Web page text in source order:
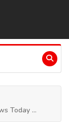
Today ...